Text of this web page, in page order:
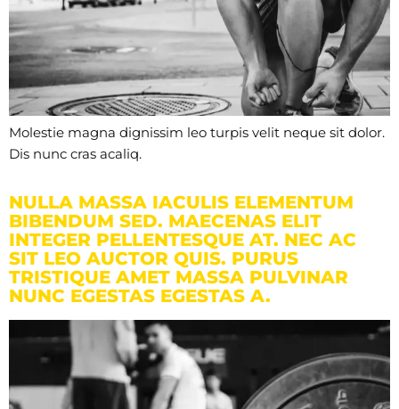
Molestie magna dignissim leo turpis velit neque sit dolor.
Dis nunc cras acaliq.
NULLA MASSA IACULIS ELEMENTUM
BIBENDUM SED. MAECENAS ELIT
INTEGER PELLENTESQUE AT. NEC AC
SIT LEO AUCTOR QUIS. PURUS
TRISTIQUE AMET MASSA PULVINAR
NUNC EGESTAS EGESTAS A.